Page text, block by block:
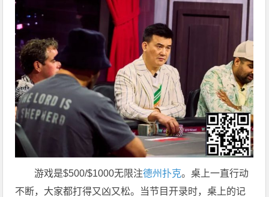
游戏是$500/$1000无限注德州扑克。桌上一直行动
不断，大家都打得又凶又松。当节目开录时，桌上的记